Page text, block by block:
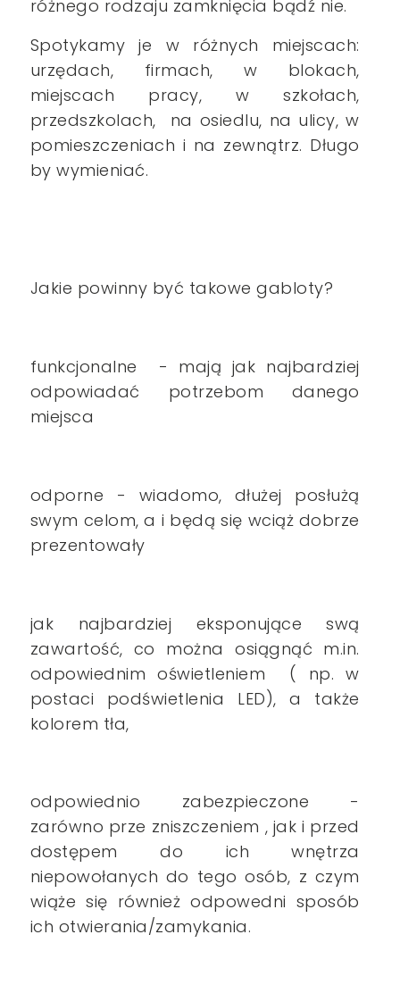
różnego rodzaju zamknięcia bądź nie.
Spotykamy je w różnych miejscach:
urzędach, firmach, w blokach,
miejscach pracy, w szkołach,
przedszkolach, na osiedlu, na ulicy, w
pomieszczeniach i na zewnątrz. Długo
by wymieniać.
Jakie powinny być takowe gabloty?
funkcjonalne - mają jak najbardziej
odpowiadać potrzebom danego
miejsca
odporne - wiadomo, dłużej posłużą
swym celom, a i będą się wciąż dobrze
prezentowały
jak najbardziej eksponujące swą
zawartość, co można osiągnąć m.in.
odpowiednim oświetleniem ( np. w
postaci podświetlenia LED), a także
kolorem tła,
odpowiednio zabezpieczone -
zarówno prze zniszczeniem , jak i przed
dostępem do ich wnętrza
niepowołanych do tego osób, z czym
wiąże się również odpowedni sposób
ich otwierania/zamykania.